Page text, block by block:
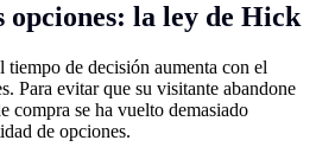
opciones: la ley de Hick
tiempo de decisión aumenta con el
Para evitar que su visitante abandone
compra se ha vuelto demasiado
de opciones.